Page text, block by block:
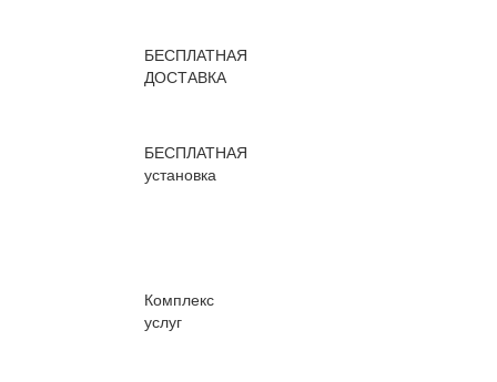
БЕСПЛАТНАЯ
ДОСТАВКА
БЕСПЛАТНАЯ
установка
Комплекс
услуг